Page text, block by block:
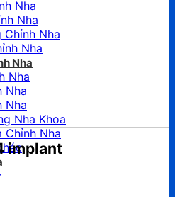
Nha
Nha
Chỉnh Nha
Nha
Nha
Nha
Nha
Nha
Nha Khoa
Chỉnh Nha
implant